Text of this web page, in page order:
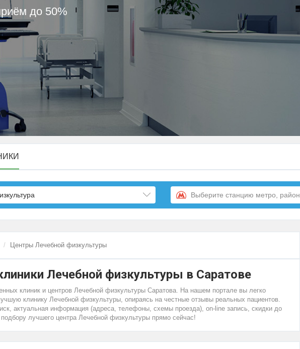
до 50%
Выберите станцию метро, район
Центры Лечебной физкультуры
Лечебной физкультуры в Саратове
клиник и центров Лечебной физкультуры Саратова. На нашем портале вы легко
клинику Лечебной физкультуры, опираясь на честные отзывы реальных пациентов.
актуальная информация (адреса, телефоны, схемы проезда), on-line запись, скидки до
лучшего центра Лечебной физкультуры прямо сейчас!